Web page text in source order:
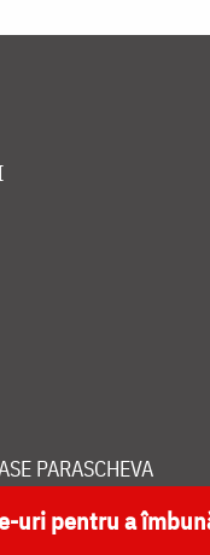
PARASCHEVA
uri pentru a